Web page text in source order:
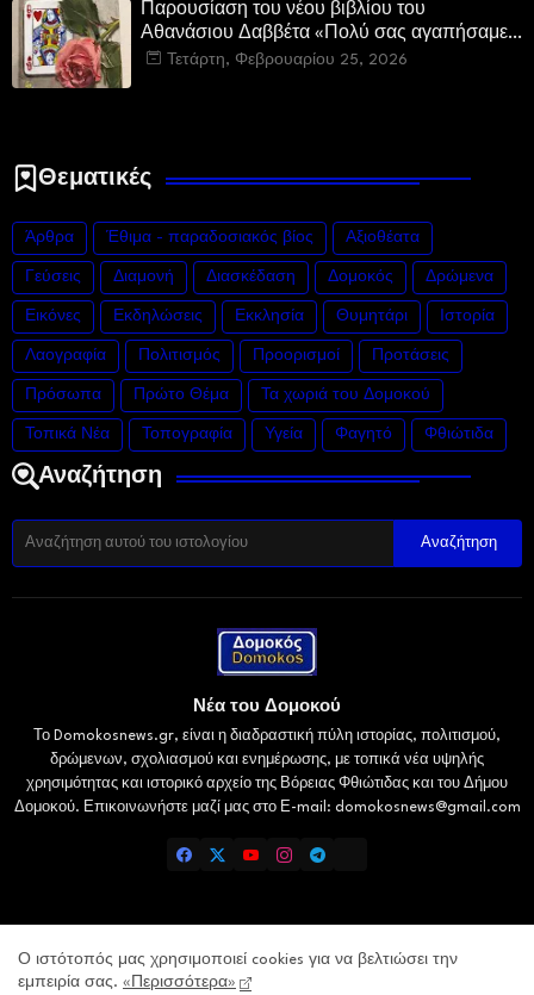
Παρουσίαση του νέου βιβλίου του
Αθανάσιου Δαββέτα «Πολύ σας αγαπήσαμε»
στον Ιανό
Τετάρτη, Φεβρουαρίου 25, 2026
Θεματικές
Άρθρα Έθιμα - παραδοσιακός βίος Αξιοθέατα
Γεύσεις Διαμονή Διασκέδαση Δομοκός Δρώμενα
Εικόνες Εκδηλώσεις Εκκλησία Θυμητάρι Ιστορία
Λαογραφία Πολιτισμός Προορισμοί Προτάσεις
Πρόσωπα Πρώτο Θέμα Τα χωριά του Δομοκού
Τοπικά Νέα Τοπογραφία Υγεία Φαγητό Φθιώτιδα
Αναζήτηση
Νέα του Δομοκού
Το Domokosnews.gr, είναι η διαδραστική πύλη ιστορίας, πολιτισμού,
δρώμενων, σχολιασμού και ενημέρωσης, με τοπικά νέα υψηλής
χρησιμότητας και ιστορικό αρχείο της Βόρειας Φθιώτιδας και του Δήμου
Δομοκού. Επικοινωνήστε μαζί μας στο Ε-mail: domokosnews@gmail.com
Home Επικοινωνία
Πολιτική Απορρήτου
Lamiatimes.gr
Gaiaelliniki.gr
Ο ιστότοπός μας χρησιμοποιεί cookies για να βελτιώσει την
εμπειρία σας. «Περισσότερα»